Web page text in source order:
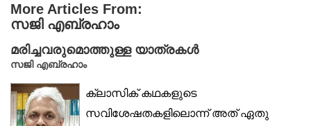
More Articles From:
സജി എബ്രഹാം
മരിച്ചവരുമൊത്തുള്ള യാത്രകൾ
സജി എബ്രഹാം
ക്ലാസിക് കഥകളുടെ
സവിശേഷതകളിലൊന്ന് അത് ഏതു